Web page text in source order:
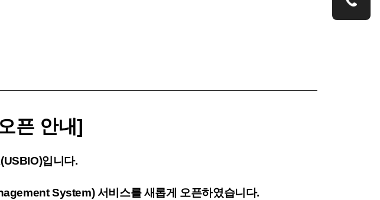
픈 안내]
입니다.
System) 서비스를 새롭게 오픈하였습니다.